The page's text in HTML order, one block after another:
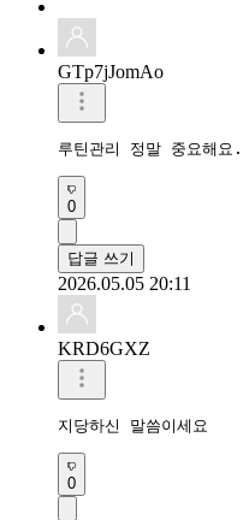
GTp7jJomAo
루틴관리 정말 중요해요
0
답글 쓰기
2026.05.05 20:11
KRD6GXZ
지당하신 말씀이세요
0